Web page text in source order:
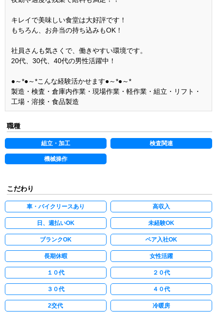
キレイで美味しい食堂は大好評です！
もちろん、お弁当の持ち込みもOK！
社員さんも気さくで、働きやすい環境です。
20代、30代、40代の男性活躍中！
●～*●～*こんな経験活かせます●～*●～*
製造・検査・倉庫内作業・現場作業・軽作業・組立・リフト・
工場・溶接・食品製造
職種
組立・加工 検査関連
機械操作
こだわり
車・バイクリースあり 高収入
日、週払いOK 未経験OK
ブランクOK ペア入社OK
長期休暇 女性活躍
１０代 ２０代
３０代 ４０代
2交代 冷暖房